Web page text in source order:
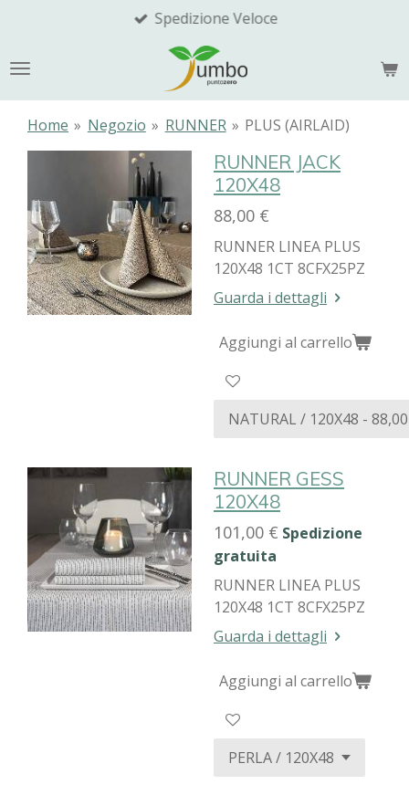
contenuto
Spedizione Veloce
Home » Negozio » RUNNER » PLUS (AIRLAID)
RUNNER JACK
120X48
88,00 €
RUNNER LINEA PLUS
120X48 1CT 8CFX25PZ
Guarda i dettagli
Aggiungi al carrello
RUNNER GESS
120X48
101,00 € Spedizione
gratuita
RUNNER LINEA PLUS
120X48 1CT 8CFX25PZ
Guarda i dettagli
Aggiungi al carrello